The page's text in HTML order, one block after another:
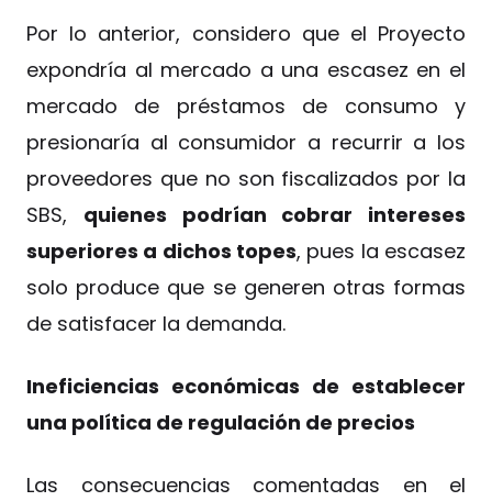
Por lo anterior, considero que el Proyecto
expondría al mercado a una escasez en el
mercado de préstamos de consumo y
presionaría al consumidor a recurrir a los
proveedores que no son fiscalizados por la
SBS, quienes podrían cobrar intereses
superiores a dichos topes, pues la escasez
solo produce que se generen otras formas
de satisfacer la demanda.
Ineficiencias económicas de establecer
una política de regulación de precios
Las consecuencias comentadas en el